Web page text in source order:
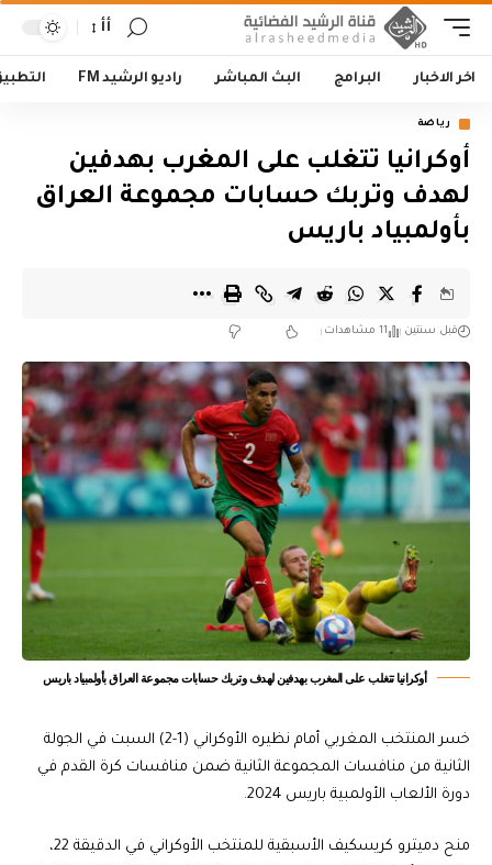
أأ
اخر الاخبار البرامج البث المباشر راديو الرشيد FM
رياضة
أوكرانيا تتغلب على المغرب بهدفين
لهدف وتربك حسابات مجموعة العراق
بأولمبياد باريس
قبل سنتين 11 مشاهدات
أوكرانيا تتغلب على المغرب بهدفين لهدف وتربك حسابات مجموعة العراق بأولمبياد باريس
خسر المنتخب المغربي أمام نظيره الأوكراني (1-2) السبت في الجولة
الثانية من منافسات المجموعة الثانية ضمن منافسات كرة القدم في
دورة الألعاب الأولمبية باريس 2024.
منح دميترو كريسكيف الأسبقية للمنتخب الأوكراني في الدقيقة 22،